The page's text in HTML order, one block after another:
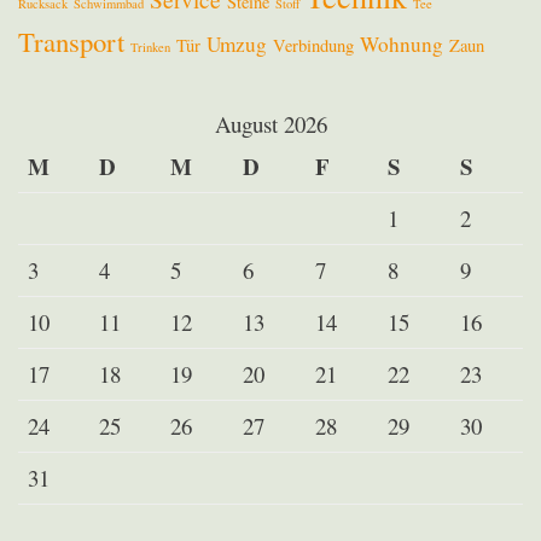
Rucksack Schwimmbad Stoff Tee
Transport Trinken Tür Umzug Verbindung Wohnung Zaun
August 2026
M D M D F S S
1
2
3
4 5 6 7 8
9
10
11 12 13 14 15
16
17
18 19 20 21 22
23
24
25 26 27 28 29
30
31